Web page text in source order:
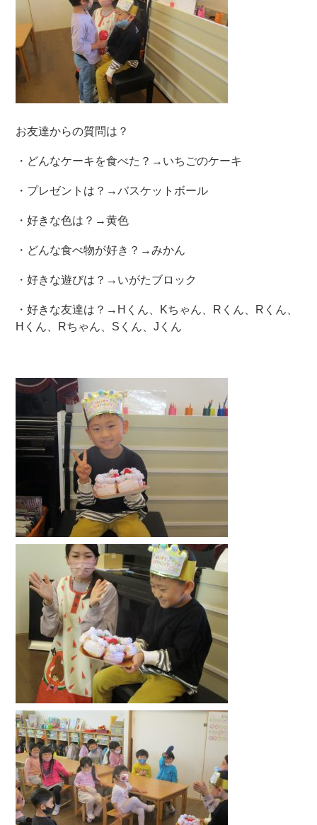
お友達からの質問は？
・どんなケーキを食べた？→いちごのケーキ
・プレゼントは？→バスケットボール
・好きな色は？→黄色
・どんな食べ物が好き？→みかん
・好きな遊びは？→いがたブロック
・好きな友達は？→Hくん、Kちゃん、Rくん、Rくん、
Hくん、Rちゃん、Sくん、Jくん